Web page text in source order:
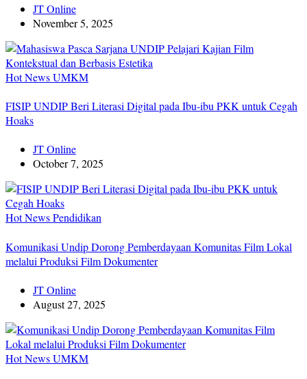
JT Online
November 5, 2025
Hot NewsUMKM
FISIP UNDIP Beri Literasi Digital pada Ibu-ibu PKK untuk Cegah
Hoaks
JT Online
October 7, 2025
Hot NewsPendidikan
Komunikasi Undip Dorong Pemberdayaan Komunitas Film Lokal
melalui Produksi Film Dokumenter
JT Online
August 27, 2025
Hot NewsUMKM